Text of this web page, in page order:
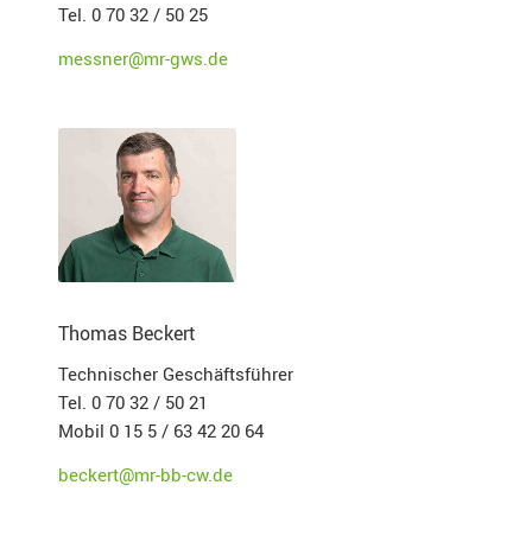
Tel. 0 70 32 / 50 25
messner@mr-gws.de
Thomas Beckert
Technischer Geschäftsführer
Tel. 0 70 32 / 50 21
Mobil 0 15 5 / 63 42 20 64
beckert@mr-bb-cw.de